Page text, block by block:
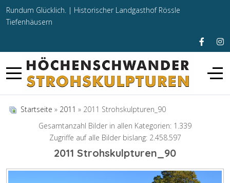
Rundum Glücklich. | Historischer Landgasthof Rössle
Tiefenhäusern
Startseite » 2011 » 2011 Strohskulpturen_90
Gesamtanzahl Bilder in allen Kategorien: 1.339
Zugriffe auf alle Bilder bislang: 2.458.597
2011 Strohskulpturen_90